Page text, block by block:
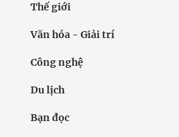
Thế giới
Văn hóa - Giải trí
Công nghệ
Du lịch
Bạn đọc